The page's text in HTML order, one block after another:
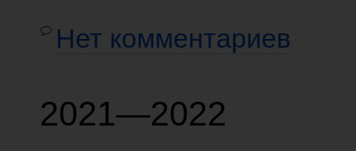
Нет комментариев
2021—2022